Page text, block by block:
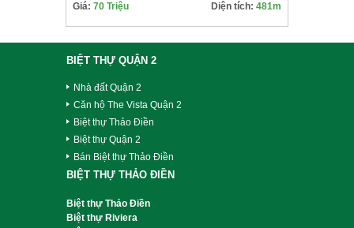
Giá: 70 Triệu Diện tích: 481m
BIỆT THỰ QUẬN 2
Nhà đất Quận 2
Căn hộ The Vista Quận 2
Biệt thự Thảo Điền
Biệt thự Quận 2
Bán Biệt thự Thảo Điền
BIỆT THỰ THẢO ĐIỀN
Biệt thự Thảo Điền
Biệt thự Riviera